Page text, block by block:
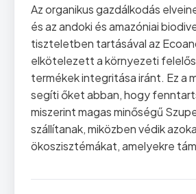
Az organikus gazdálkodás
és az andoki és amazóniai
tiszteletben tartásával az
elkötelezett a környezeti
termékek integritása iránt. Ez a
segíti őket abban, hogy
miszerint magas minőségű
szállítanak, miközben védik
ökoszisztémákat, amelyekre